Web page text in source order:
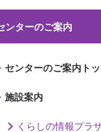
ンターのご案内
センターのご案内ト
施設案内
くらしの情報プラ